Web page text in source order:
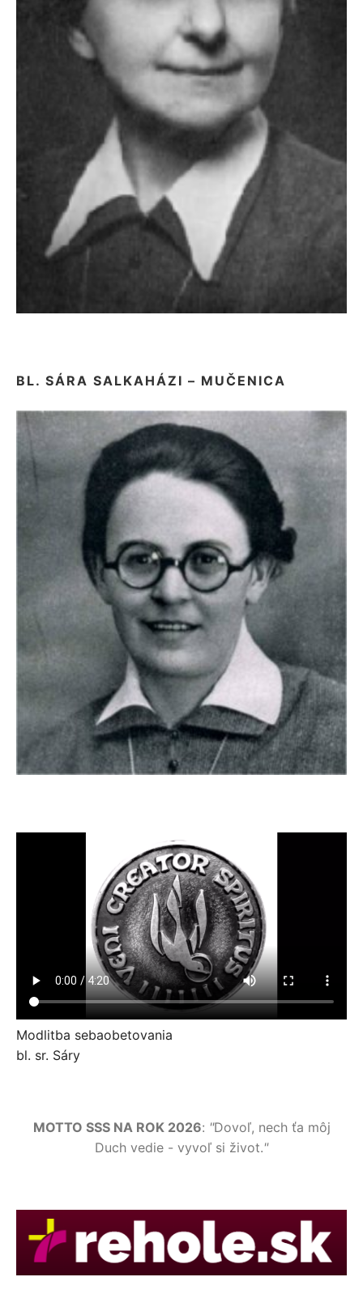
BL. SÁRA SALKAHÁZI – MUČENICA
Modlitba sebaobetovania
bl. sr. Sáry
MOTTO SSS NA ROK 2026: "Dovoľ, nech ťa môj
Duch vedie - vyvoľ si život."